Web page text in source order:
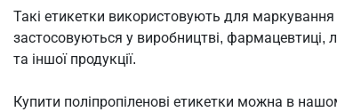
Такі етикетки використовують для маркування
застосовуються у виробництві, фармацевтиці,
та іншої продукції.
Купити поліпропіленові етикетки можна в